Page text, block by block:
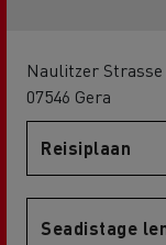
Naulitzer Strasse
07546 Gera
Reisiplaan
Seadistage